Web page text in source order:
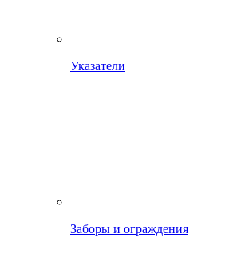
Указатели
Заборы и ограждения